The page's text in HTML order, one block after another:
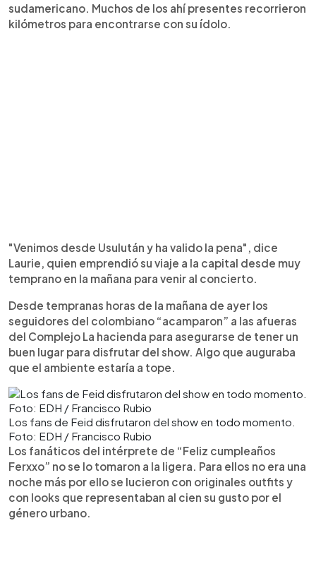
sudamericano. Muchos de los ahí presentes recorrieron
kilómetros para encontrarse con su ídolo.
"Venimos desde Usulután y ha valido la pena", dice
Laurie, quien emprendió su viaje a la capital desde muy
temprano en la mañana para venir al concierto.
Desde tempranas horas de la mañana de ayer los
seguidores del colombiano “acamparon” a las afueras
del Complejo La hacienda para asegurarse de tener un
buen lugar para disfrutar del show. Algo que auguraba
que el ambiente estaría a tope.
Los fans de Feid disfrutaron del show en todo momento.
Foto: EDH / Francisco Rubio
Los fanáticos del intérprete de “Feliz cumpleaños
Ferxxo” no se lo tomaron a la ligera. Para ellos no era una
noche más por ello se lucieron con originales outfits y
con looks que representaban al cien su gusto por el
género urbano.